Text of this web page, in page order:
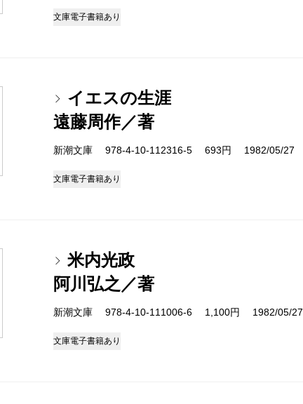
文庫電子書籍あり
イエスの生涯
遠藤周作／著
新潮文庫 978-4-10-112316-5 693円 1982/05/27
文庫電子書籍あり
米内光政
阿川弘之／著
新潮文庫 978-4-10-111006-6 1,100円 1982/05/27
文庫電子書籍あり